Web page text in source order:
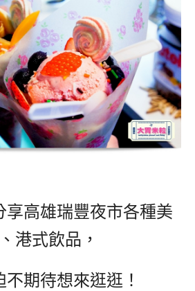
享高雄瑞豐夜市各種美
港式飲品，
不期待想來逛逛！